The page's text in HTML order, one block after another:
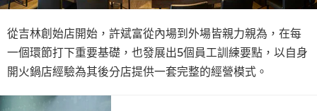
從吉林創始店開始，許斌富從內場到外場皆親力親為，在每
一個環節打下重要基礎，也發展出5個員工訓練要點，以自身
開火鍋店經驗為其後分店提供一套完整的經營模式。